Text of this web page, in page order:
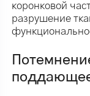
коронковой
разрушение